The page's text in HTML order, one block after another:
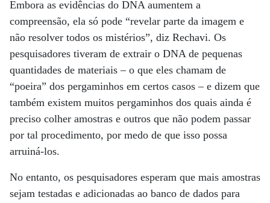
Embora as evidências do DNA aumentem a
compreensão, ela só pode “revelar parte da imagem e
não resolver todos os mistérios”, diz Rechavi. Os
pesquisadores tiveram de extrair o DNA de pequenas
quantidades de materiais – o que eles chamam de
“poeira” dos pergaminhos em certos casos – e dizem que
também existem muitos pergaminhos dos quais ainda é
preciso colher amostras e outros que não podem passar
por tal procedimento, por medo de que isso possa
arruiná-los.
No entanto, os pesquisadores esperam que mais amostras
sejam testadas e adicionadas ao banco de dados para